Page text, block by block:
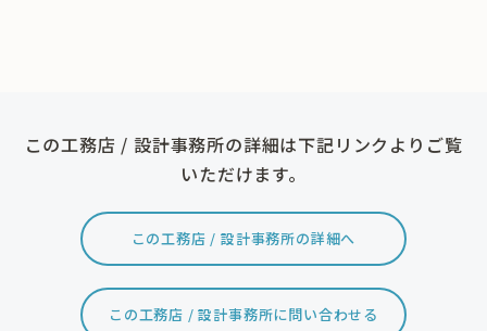
この工務店 / 設計事務所の詳細は下記リンクよりご覧
いただけます。
この工務店 / 設計事務所の詳細へ
この工務店 / 設計事務所に問い合わせる